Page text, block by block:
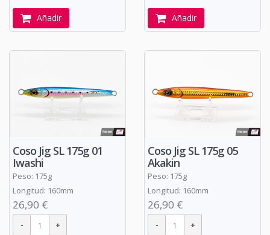
Añadir Añadir
Coso Jig SL 175g 01
Iwashi
Peso: 175g
Longitud: 160mm
26,90 €
Coso Jig SL 175g 05
Akakin
Peso: 175g
Longitud: 160mm
26,90 €